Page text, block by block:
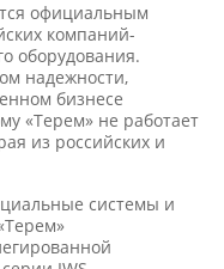
официальным
компаний-
оборудования.
надежности,
бизнесе
«Терем» не работает
из российских и
системы и